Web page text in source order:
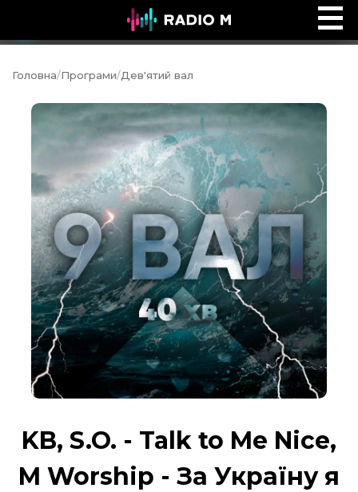
ПОЧУЙ
Головна/Програми/Дев'ятий вал
KB, S.O. - Talk to Me Nice,
M Worship - За Україну я